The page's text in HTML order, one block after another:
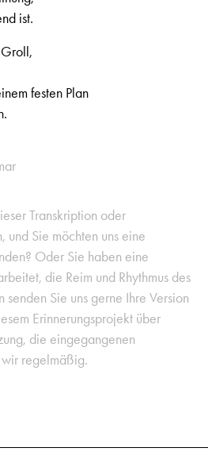
ist.
festen Plan
Transkription oder
und Sie möchten uns eine
Oder Sie haben eine
die Reim und Rhythmus des
Sie uns gerne Ihre Version
Erinnerungsprojekt über
die eingegangenen
regelmäßig.